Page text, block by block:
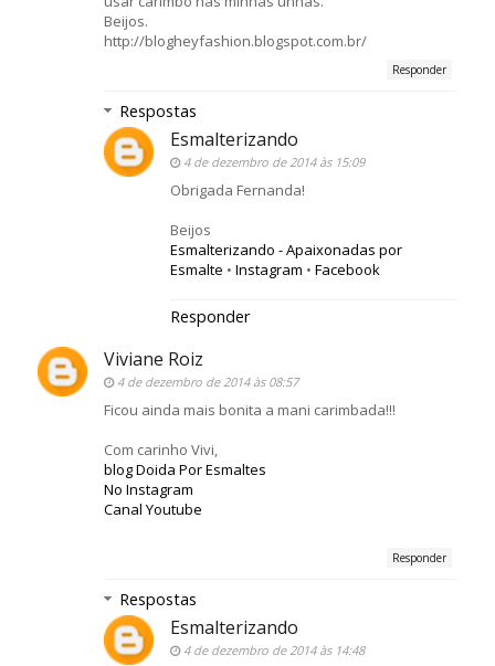
Beijos.
http://blogheyfashion.blogspot.com.br/
Responder
Respostas
Esmalterizando
4 de dezembro de 2014 às 15:09
Obrigada Fernanda!
Beijos
Esmalterizando - Apaixonadas por
Esmalte • Instagram • Facebook
Responder
Viviane Roiz
4 de dezembro de 2014 às 08:57
Ficou ainda mais bonita a mani carimbada!!!
Com carinho Vivi,
blog Doida Por Esmaltes
No Instagram
Canal Youtube
Responder
Respostas
Esmalterizando
4 de dezembro de 2014 às 14:48